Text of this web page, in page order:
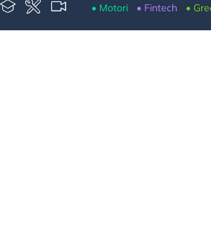
• Motori • Fintech •